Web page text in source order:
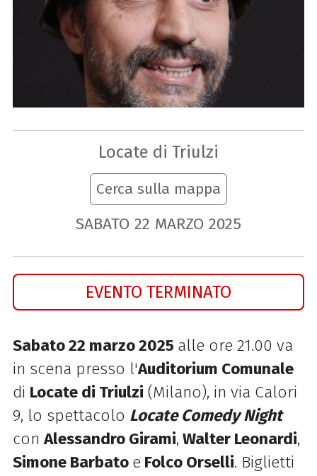
Locate di Triulzi
Cerca sulla mappa
SABATO 22 MARZO 2025
EVENTO TERMINATO
Sabato 22 marzo 2025 alle ore 21.00 va
in scena presso l'Auditorium Comunale
di Locate di Triulzi (Milano), in via Calori
9, lo spettacolo Locate Comedy Night
conAlessandro Girami, Walter Leonardi,
Simone Barbato e Folco Orselli. Biglietti